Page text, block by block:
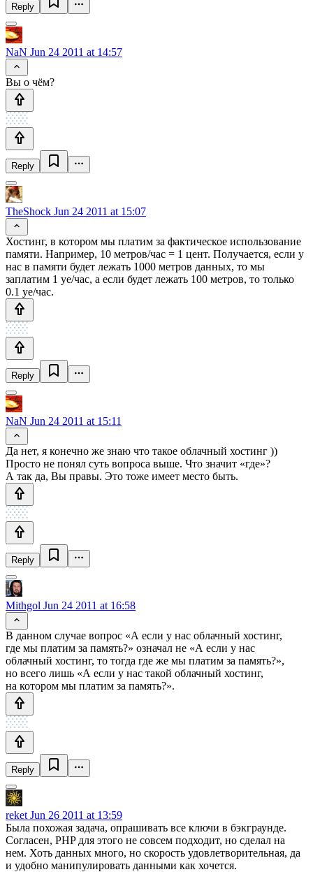
Reply
NaN Jun 24 2011 at 14:57
Вы о чём?
Reply
TheShock Jun 24 2011 at 15:07
Хостинг, в котором мы платим за фактическое использование
памяти. Например, 10 метров/час = 1 цент. Получается, если у
нас в памяти будет лежать 1000 метров данных, то мы
заплатим 1 уе/час, а если будет лежать 100 метров, то только
0.1 уе/час.
Reply
NaN Jun 24 2011 at 15:11
Да нет, я конечно же знаю что такое облачный хостинг ))
Просто не понял суть вопроса выше. Что значит «где»?
А так да, Вы правы. Это тоже имеет место быть.
Reply
Mithgol Jun 24 2011 at 16:58
В данном случае вопрос «А если у нас облачный хостинг,
где мы платим за память?» означал не «А если у нас
облачный хостинг, то тогда где же мы платим за память?»,
но всего лишь «А если у нас такой облачный хостинг,
на котором мы платим за память?».
Reply
reket Jun 26 2011 at 13:59
Была похожая задача, опрашивать все ключи в бэкграунде.
Согласен, PHP для этого не совсем подходит, но сделал на
нем. Хоть данных много, но скорость удовлетворительная, да
и удобно манипулировать данными как хочется.